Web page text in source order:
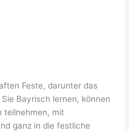
Feste, darunter das
Bayrisch lernen, können
teilnehmen, mit
ganz in die festliche